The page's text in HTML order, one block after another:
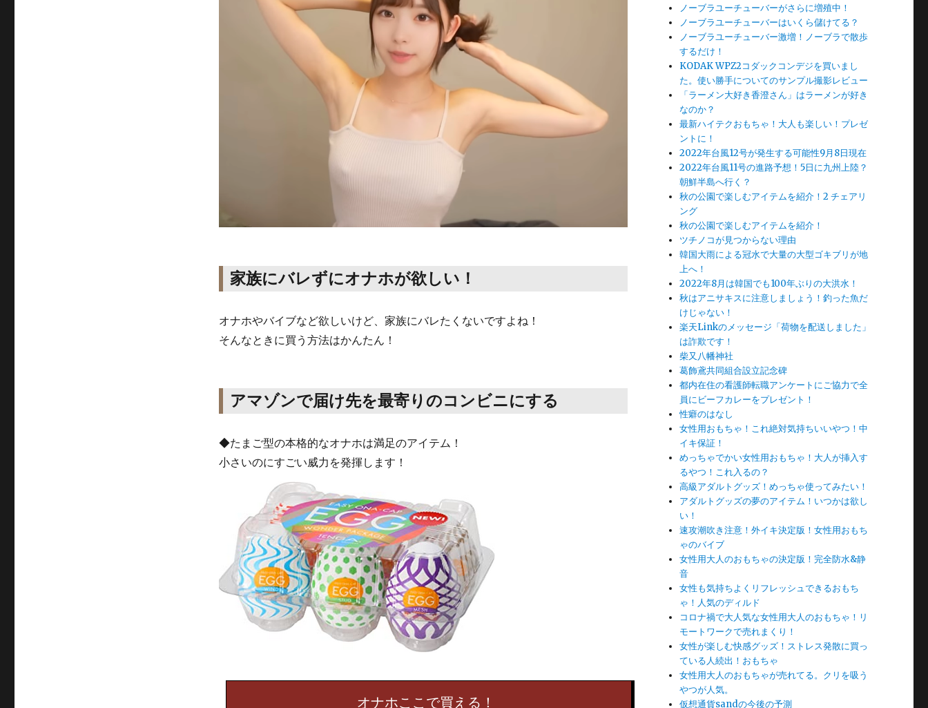
家族にバレずにオナホが欲しい！
オナホやバイブなど欲しいけど、家族にバレたくないですよね！
そんなときに買う方法はかんたん！
アマゾンで届け先を最寄りのコンビニにする
◆たまご型の本格的なオナホは満足のアイテム！
小さいのにすごい威力を発揮します！
オナホここで買える！
ノーブラユーチューバーがさらに増殖中！
ノーブラユーチューバーはいくら儲けてる？
ノーブラユーチューバー激増！ノーブラで散歩
するだけ！
KODAK WPZ2コダックコンデジを買いまし
た。使い勝手についてのサンプル撮影レビュー
「ラーメン大好き香澄さん」はラーメンが好き
なのか？
最新ハイテクおもちゃ！大人も楽しい！プレゼ
ントに！
2022年台風12号が発生する可能性9月8日現在
2022年台風11号の進路予想！5日に九州上陸？
朝鮮半島へ行く？
秋の公園で楽しむアイテムを紹介！2 チェアリ
ング
秋の公園で楽しむアイテムを紹介！
ツチノコが見つからない理由
韓国大雨による冠水で大量の大型ゴキブリが地
上へ！
2022年8月は韓国でも100年ぶりの大洪水！
秋はアニサキスに注意しましょう！釣った魚だ
けじゃない！
楽天Linkのメッセージ「荷物を配送しました」
は詐欺です！
柴又八幡神社
葛飾鳶共同組合設立記念碑
都内在住の看護師転職アンケートにご協力で全
員にビーフカレーをプレゼント！
性癖のはなし
女性用おもちゃ！これ絶対気持ちいいやつ！中
イキ保証！
めっちゃでかい女性用おもちゃ！大人が挿入す
るやつ！これ入るの？
高級アダルトグッズ！めっちゃ使ってみたい！
アダルトグッズの夢のアイテム！いつかは欲し
い！
速攻潮吹き注意！外イキ決定版！女性用おもち
ゃのバイブ
女性用大人のおもちゃの決定版！完全防水&静
音
女性も気持ちよくリフレッシュできるおもち
ゃ！人気のディルド
コロナ禍で大人気な女性用大人のおもちゃ！リ
モートワークで売れまくり！
女性が楽しむ快感グッズ！ストレス発散に買っ
ている人続出！おもちゃ
女性用大人のおもちゃが売れてる。クリを吸う
やつが人気。
仮想通貨sandの今後の予測